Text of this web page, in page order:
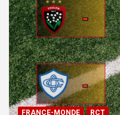
FRANCE-MONDE RCT